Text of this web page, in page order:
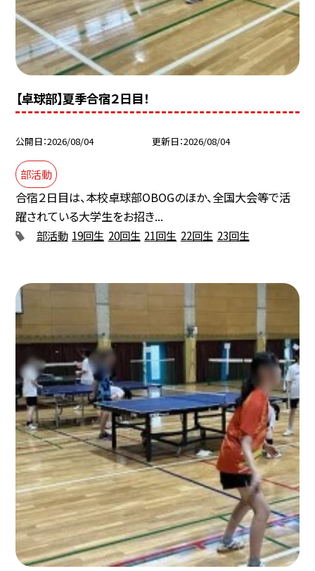
【卓球部】夏季合宿２日目！
公開日 2026/08/04 更新日 2026/08/04
部活動
合宿２日目は、本校卓球部OBOGのほか、全国大会等で活
躍されている大学生をお招き...
部活動 19回生 20回生 21回生 22回生 23回生